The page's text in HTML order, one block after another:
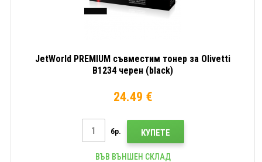
JetWorld PREMIUM съвместим тонер за Olivetti
B1234 черен (black)
24.49 €
бр. КУПЕТЕ
ВЪВ ВЪНШЕН СКЛАД